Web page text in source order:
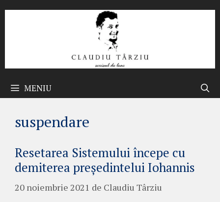
MENIU
suspendare
Resetarea Sistemului începe cu
demiterea președintelui Iohannis
20 noiembrie 2021 de Claudiu Târziu